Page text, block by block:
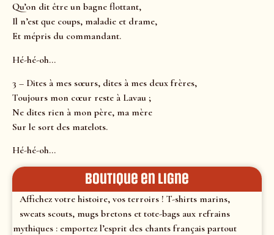
Qu’on dit être un bagne flottant,
Il n’est que coups, maladie et drame,
Et mépris du commandant.
Hé-hé-oh…
3 – Dites à mes sœurs, dites à mes deux frères,
Toujours mon cœur reste à Lavau ;
Ne dites rien à mon père, ma mère
Sur le sort des matelots.
Hé-hé-oh…
Boutique en ligne
Affichez votre histoire, vos terroirs ! T-shirts marins,
sweats scouts, mugs bretons et tote-bags aux refrains
mythiques : emportez l’esprit des chants français partout